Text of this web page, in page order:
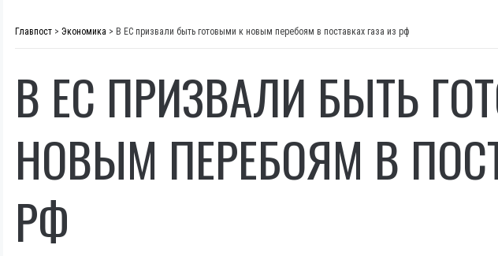
Главпост > Экономика > В ЕС призвали быть готовыми к новым перебоям в поставках газа из рф
В ЕС ПРИЗВАЛИ БЫТЬ
НОВЫМ ПЕРЕБОЯМ В
РФ